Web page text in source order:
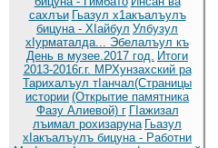
сахлъи Гьазул х1акъалъулъ
бицуна - ХIайбул Улбузул
хIурматалда... Эбелалъул къ
День в музее.2017 год. Итоги
2013-2016г.г. МРХунзахский ра
Тарихалъул тIанчал(Страницы
истории (Открытие памятника
Фазу Алиевой) г ГIажизал
лъимал рохизаруна Гьазул
хIакъалъулъ бицуна - Работни